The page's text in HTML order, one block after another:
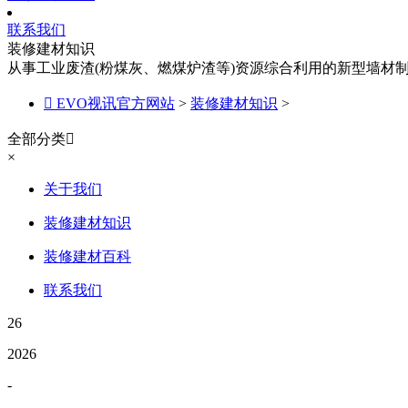
联系我们
装修建材知识
从事工业废渣(粉煤灰、燃煤炉渣等)资源综合利用的新型墙材
 EVO视讯官方网站 > 装修建材知识 >
全部分类
×
关于我们
装修建材知识
装修建材百科
联系我们
26
2026
-